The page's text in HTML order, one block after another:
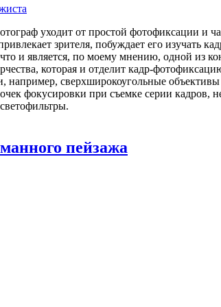
уходит от простой фотофиксации и
зрителя, побуждает его изучать
и является, по моему мнению, одной из
которая и отделит кадр-
сверхширокоугольные
фокусировки при съемке серии кадров,
пейзажа